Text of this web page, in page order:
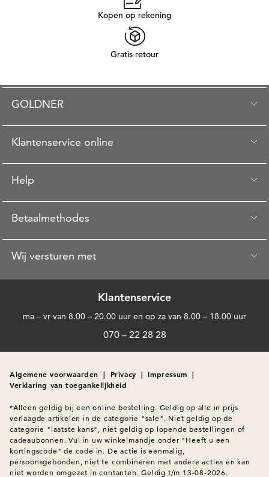
Kopen op rekening
Gratis retour
GOLDNER
Klantenservice online
Help
Betaalmethodes
Wij versturen met
Klantenservice
ma – vr van 8.00 – 20.00 uur en op za van 8.00 – 18.00 uur
070 – 22 28 28
Algemene voorwaarden | Privacy | Impressum |
Verklaring van toegankelijkheid
*Alleen geldig bij een online bestelling. Geldig op alle in prijs
verlaagde artikelen in de categorie "sale". Niet geldig op de
categorie "laatste kans", niet geldig op lopende bestellingen of
cadeaubonnen. Vul in uw winkelmandje onder "Heeft u een
kortingscode" de code in. De actie is eenmalig,
persoonsgebonden, niet te combineren met andere acties en kan
niet worden omgezet in contanten. Geldig t/m 13-08-2026.